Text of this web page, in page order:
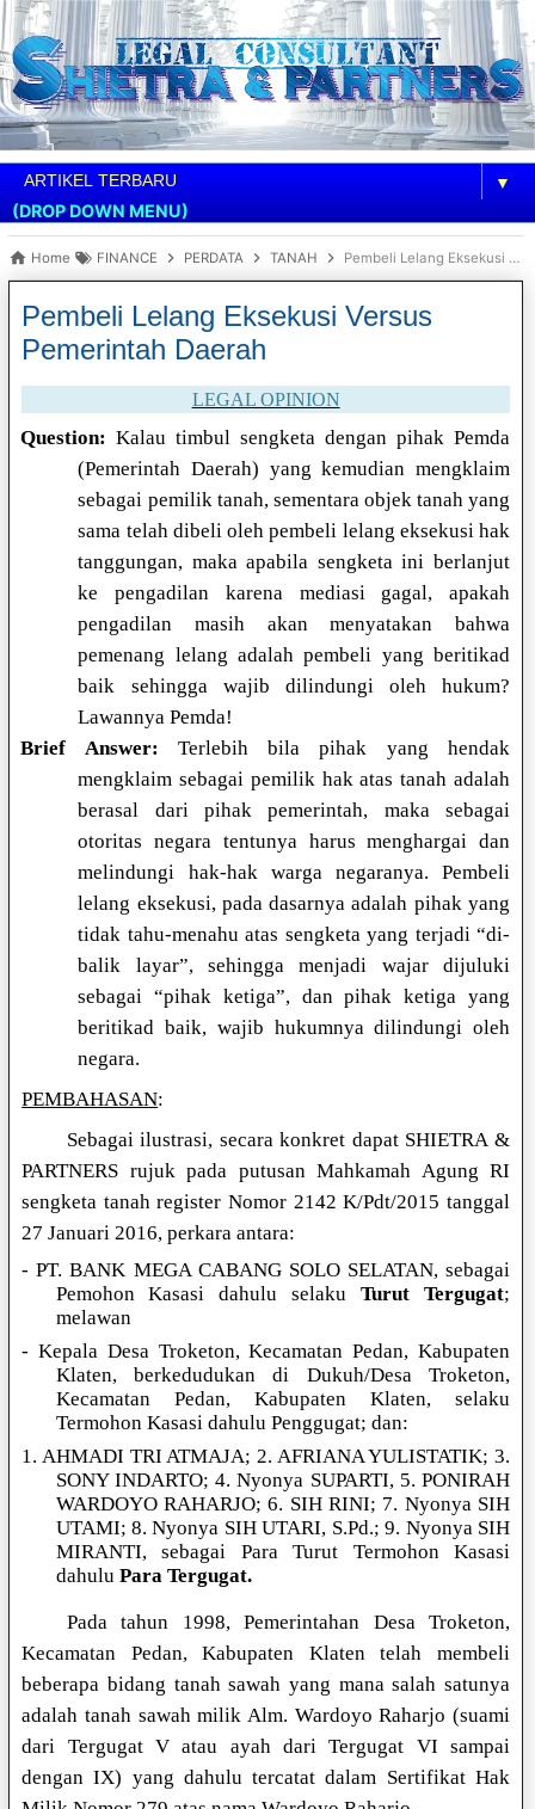
▼
(DROP DOWN MENU)
Home FINANCE PERDATA TANAH Pembeli Lelang Eksekusi Versus Pemerintah Daerah
Pembeli Lelang Eksekusi Versus
Pemerintah Daerah
LEGAL OPINION
Question: Kalau timbul sengketa dengan pihak Pemda
(Pemerintah Daerah) yang kemudian mengklaim
sebagai pemilik tanah, sementara objek tanah yang
sama telah dibeli oleh pembeli lelang eksekusi hak
tanggungan, maka apabila sengketa ini berlanjut
ke pengadilan karena mediasi gagal, apakah
pengadilan masih akan menyatakan bahwa
pemenang lelang adalah pembeli yang beritikad
baik sehingga wajib dilindungi oleh hukum?
Lawannya Pemda!
Brief Answer: Terlebih bila pihak yang hendak
mengklaim sebagai pemilik hak atas tanah adalah
berasal dari pihak pemerintah, maka sebagai
otoritas negara tentunya harus menghargai dan
melindungi hak-hak warga negaranya. Pembeli
lelang eksekusi, pada dasarnya adalah pihak yang
tidak tahu-menahu atas sengketa yang terjadi “di-
balik layar”, sehingga menjadi wajar dijuluki
sebagai “pihak ketiga”, dan pihak ketiga yang
beritikad baik, wajib hukumnya dilindungi oleh
negara.
PEMBAHASAN:
Sebagai ilustrasi, secara konkret dapat SHIETRA &
PARTNERS rujuk pada putusan Mahkamah Agung RI
sengketa tanah register Nomor 2142 K/Pdt/2015 tanggal
27 Januari 2016, perkara antara:
- PT. BANK MEGA CABANG SOLO SELATAN, sebagai
Pemohon Kasasi dahulu selakuTurut Tergugat;
melawan
- Kepala Desa Troketon, Kecamatan Pedan, Kabupaten
Klaten, berkedudukan di Dukuh/Desa Troketon,
Kecamatan Pedan, Kabupaten Klaten, selaku
Termohon Kasasi dahulu Penggugat; dan:
1. AHMADI TRI ATMAJA; 2. AFRIANA YULISTATIK; 3.
SONY INDARTO; 4. Nyonya SUPARTI, 5. PONIRAH
WARDOYO RAHARJO; 6. SIH RINI; 7. Nyonya SIH
UTAMI; 8. Nyonya SIH UTARI, S.Pd.; 9. Nyonya SIH
MIRANTI, sebagai Para Turut Termohon Kasasi
dahulu Para Tergugat.
Pada tahun 1998, Pemerintahan Desa Troketon,
Kecamatan Pedan, Kabupaten Klaten telah membeli
beberapa bidang tanah sawah yang mana salah satunya
adalah tanah sawah milik Alm. Wardoyo Raharjo (suami
dari Tergugat V atau ayah dari Tergugat VI sampai
dengan IX) yang dahulu tercatat dalam Sertifikat Hak